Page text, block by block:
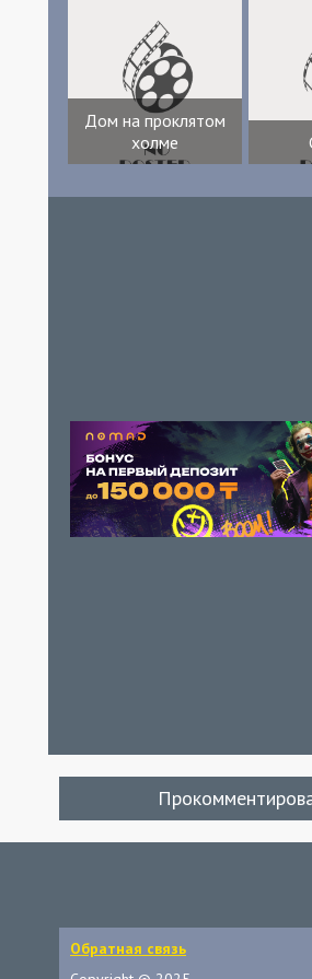
Дом на проклятом
холме
Обратная связь